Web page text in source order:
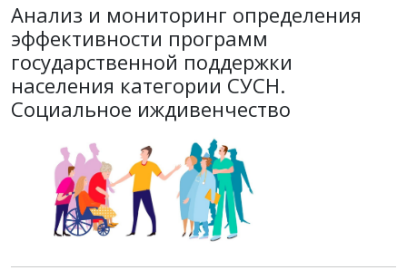
Анализ и мониторинг определения
эффективности программ
государственной поддержки
населения категории СУСН.
Социальное иждивенчество